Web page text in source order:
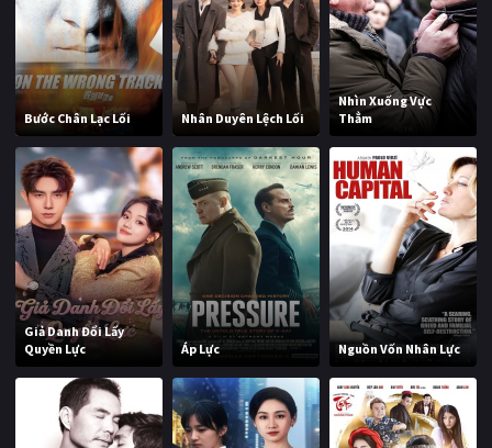
Bước Chân Lạc Lối Nhân Duyên Lệch Lối
Nhìn Xuống Vực
Thẳm
Giả Danh Đổi Lấy
Quyền Lực
Áp Lực Nguồn Vốn Nhân Lực